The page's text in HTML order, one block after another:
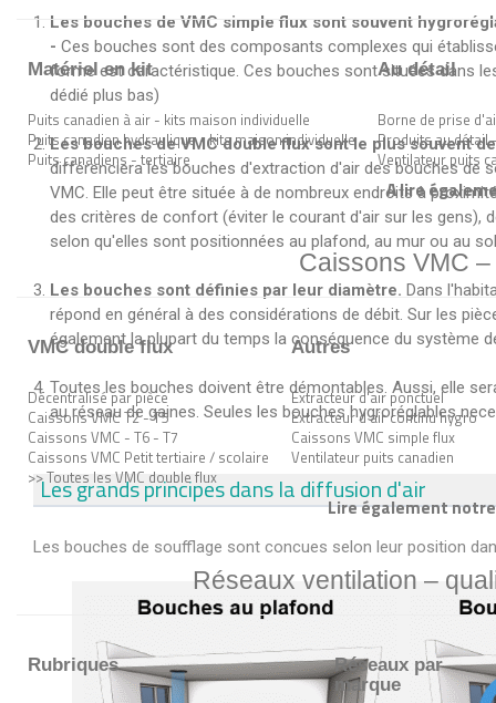
Matériel en kit
Puits canadien à air - kits maison individuelle
Puits canadien hydraulique - kits maison individuelle
Puits canadiens - tertiaire
Au détail
Borne de prise
Produits au détail
Ventilateur puits
A lire
Caissons VMC
VMC double flux
Décentralisé par pièce
Caissons VMC T2 - T5
Caissons VMC - T6 - T7
Caissons VMC Petit tertiaire / scolaire
>> Toutes les VMC double flux
Autres
Extracteur d'air ponctuel
Extracteur d'air continu hygro
Caissons VMC simple flux
Ventilateur puits canadien
Lire également
Réseaux ventilation –
Rubriques
Réseaux par
marque
Les bouches de VMC simple flux sont souvent
- Ces bouches sont des composants complexes qui
forme est caractéristique. Ces bouches sont situées dans
dédié plus bas)
Les bouches de VMC double flux sont le plus souvent
différenciera les bouches d'extraction d'air des bouches de
VMC. Elle peut être située à de nombreux endroits à
des critères de confort (éviter le courant d'air sur les gens),
selon qu'elles sont positionnées au plafond, au mur ou au
Les bouches sont définies par leur diamètre. Dans
répond en général à des considérations de débit. Sur les
également la plupart du temps la conséquence du système
Toutes les bouches doivent être démontables. Aussi, elle
au réseau de gaines. Seules les bouches hygroréglables
Les grands principes dans la diffusion d'air
Les bouches de soufflage sont concues selon leur position